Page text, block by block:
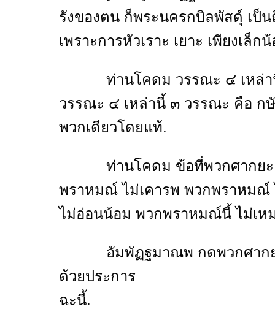
รังของตน ก็พระนครกบิลพัสดุ์ เป็
เพราะการหัวเราะ เยาะ เพียงเล็ก
ท่านโคดม วรรณะ ๔ เหล่านี้
วรรณะ ๔ เหล่านี้ ๓ วรรณะ คือ ก
พวกเดียวโดยแท้.
ท่านโคดม ข้อที่พวกศากยะ เ
พราหมณ์ ไม่เคารพ พวกพราหม
ไม่อ่อนน้อม พวกพราหมณ์นี้ ไม่เห
อัมพัฏฐมาณพ กดพวกศากยะ
ด้วยประการ
ฉะนี้.